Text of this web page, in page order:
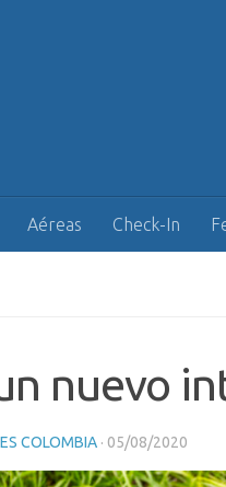
Aéreas Check-In
nuevo
COLOMBIA · 05/08/2020